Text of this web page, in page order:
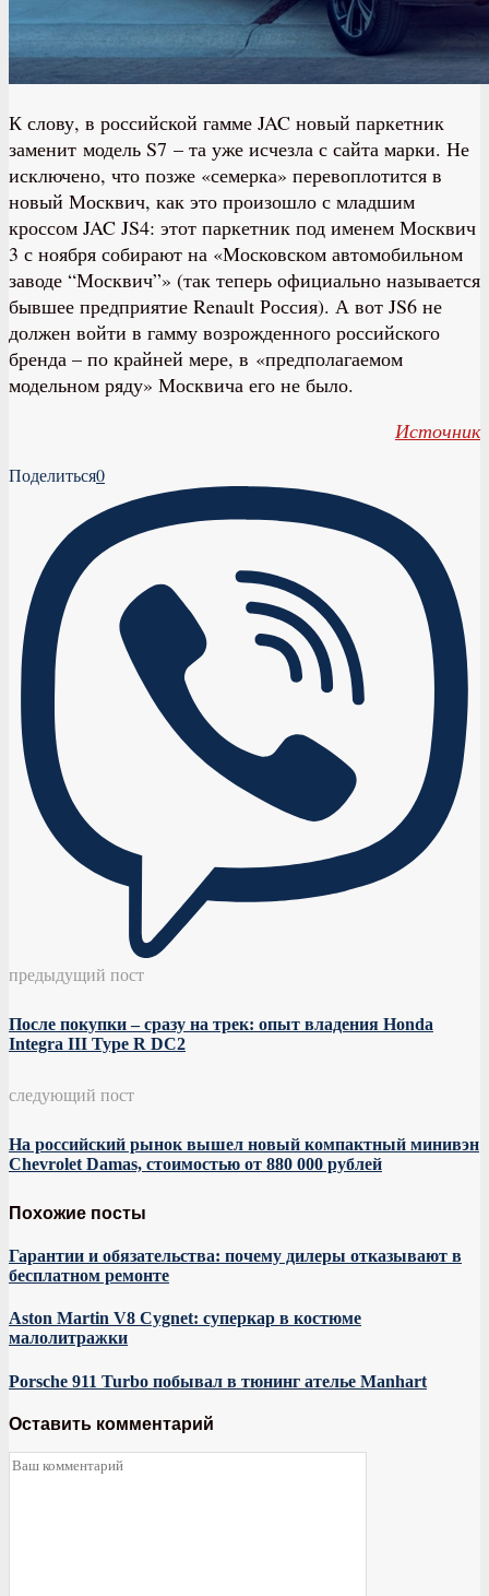
К слову, в российской гамме JAC новый паркетник
заменит модель S7 – та уже исчезла с сайта марки. Не
исключено, что позже «семерка» перевоплотится в
новый Москвич, как это произошло с младшим
кроссом JAC JS4: этот паркетник под именем Москвич
3 с ноября собирают на «Московском автомобильном
заводе “Москвич”» (так теперь официально называется
бывшее предприятие Renault Россия). А вот JS6 не
должен войти в гамму возрожденного российского
бренда – по крайней мере, в «предполагаемом
модельном ряду» Москвича его не было.
Источник
Поделиться0
предыдущий пост
После покупки – сразу на трек: опыт владения Honda
Integra III Type R DC2
следующий пост
На российский рынок вышел новый компактный минивэн
Chevrolet Damas, стоимостью от 880 000 рублей
Похожие посты
Гарантии и обязательства: почему дилеры отказывают в
бесплатном ремонте
Aston Martin V8 Cygnet: суперкар в костюме
малолитражки
Porsche 911 Turbo побывал в тюнинг ателье Manhart
Оставить комментарий